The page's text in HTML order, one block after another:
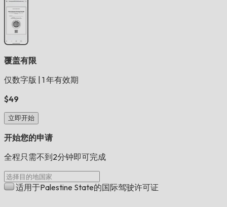
覆盖有限
仅数字版
1 年有效期
$49
立即开始
开始您的申请
全程只需不到2分钟即可完成
适用于Palestine State的国际驾驶许可证